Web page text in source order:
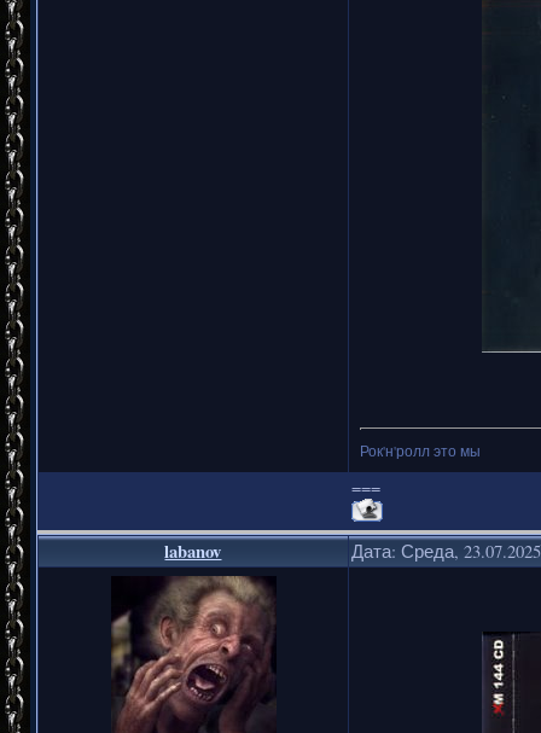
Рок'н'ролл это мы
===
labanov Дата: Среда,